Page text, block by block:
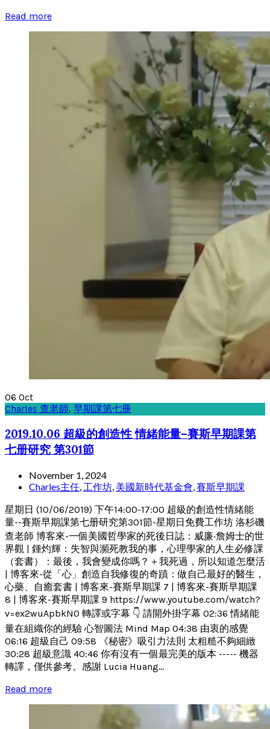
Read more
06 Oct
Charles 查老師, 早期課第七冊
2019.10.06 超級的創造性 情緒能量–賽斯早期課第
七册研究 第301節
November 1, 2024
Charles主任, 工作坊, 美國新時代基金會,賽斯早期課
星期日 (10/06/2019) 下午14:00-17:00 超級的創造性情緒能
量--賽斯早期課第七册研究第301節-星期日免費工作坊 洛杉磯
查老師 博客來-一個美國哲學家的死後日誌：威廉‧詹姆士的世
界觀 | 鍾灼輝：失智與瀕死教我的事，心理學家的人生必修課
（套書）：最後，我會變成你嗎？＋我死過，所以知道怎麼活
| 博客來-從「心」創造自我修復的奇蹟：做自己最好的醫生，
心藥、自癒套書 | 博客來-賽斯早期課 7 | 博客來-賽斯早期課
8 | 博客來-賽斯早期課 9 https://www.youtube.com/watch?
v=ex2wuApbkN0 轉譯或字幕 👇 請開外掛字幕 02:36 情緒能
量在組織你的經驗 心智圖法 Mind Map 04:38 由衷的感覺
06:16 超級自己 09:58 《秘密》吸引力法則 太粗糙不夠細緻
30:28 超級意識 40:46 你有沒有一個最完美的版本 ----- 機器
轉譯，僅供參考。感謝 Lucia Huang...
Read more